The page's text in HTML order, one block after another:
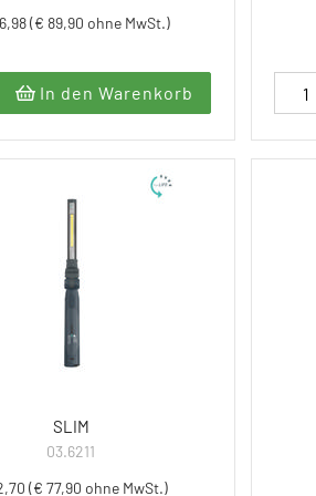
(€ 89,90 ohne MwSt.)
In den Warenkorb
SLIM
03.6211
(€ 77,90 ohne MwSt.)